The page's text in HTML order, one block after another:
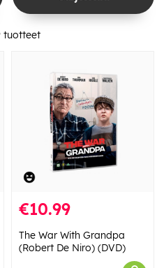
tuotteet
€10.99
The War With Grandpa
(Robert De Niro) (DVD)